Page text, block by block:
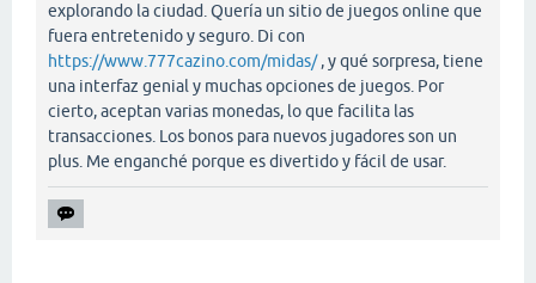
explorando la ciudad. Quería un sitio de juegos online que
fuera entretenido y seguro. Di con
https://www.777cazino.com/midas/, y qué sorpresa, tiene
una interfaz genial y muchas opciones de juegos. Por
cierto, aceptan varias monedas, lo que facilita las
transacciones. Los bonos para nuevos jugadores son un
plus. Me enganché porque es divertido y fácil de usar.